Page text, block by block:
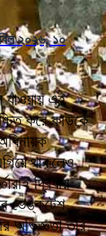
২০২৬, ১০
যাওয়ায় এই
করে কাউকে
থাকলেও
দ্বিধায়
ভেঙ্কটেশ
অভিজ্ঞতা তাঁর